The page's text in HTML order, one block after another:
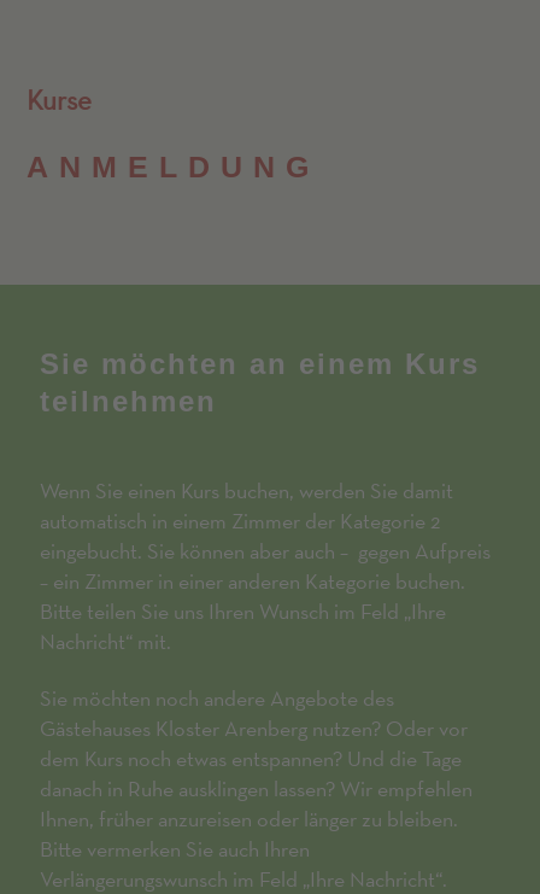
Kurse
ANMELD­UNG
Sie möchten an einem Kurs
teilnehmen
Wenn Sie einen Kurs buchen, werden Sie damit
automatisch in einem Zimmer der Kategorie 2
eingebucht. Sie können aber auch – gegen Aufpreis
– ein Zimmer in einer anderen Kategorie buchen.
Bitte teilen Sie uns Ihren Wunsch im Feld „Ihre
Nachricht“ mit.
Sie möchten noch andere Angebote des
Gästehauses Kloster Arenberg nutzen? Oder vor
dem Kurs noch etwas entspannen? Und die Tage
danach in Ruhe ausklingen lassen? Wir empfehlen
Ihnen, früher anzureisen oder länger zu bleiben.
Bitte vermerken Sie auch Ihren
Verlängerungswunsch im Feld „Ihre Nachricht“.